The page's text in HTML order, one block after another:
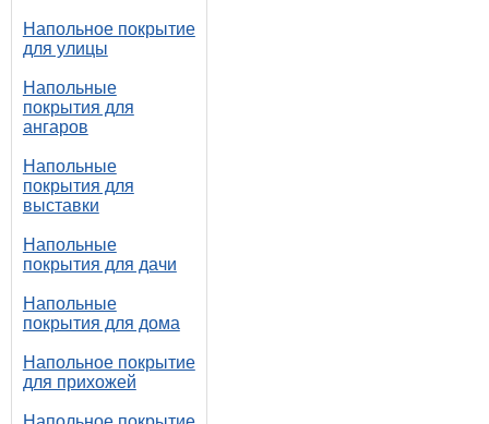
Напольное покрытие
для улицы
Напольные
покрытия для
ангаров
Напольные
покрытия для
выставки
Напольные
покрытия для дачи
Напольные
покрытия для дома
Напольное покрытие
для прихожей